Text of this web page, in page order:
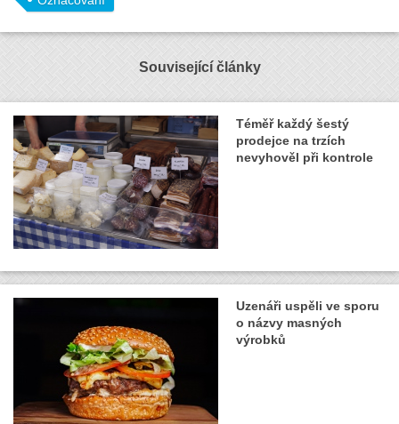
Související články
Téměř každý šestý
prodejce na trzích
nevyhověl při kontrole
Uzenáři uspěli ve sporu
o názvy masných
výrobků